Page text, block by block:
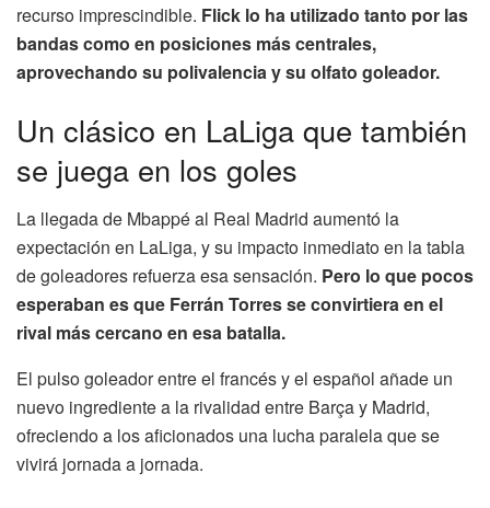
recurso imprescindible. Flick lo ha utilizado tanto por las
bandas como en posiciones más centrales,
aprovechando su polivalencia y su olfato goleador.
Un clásico en LaLiga que también
se juega en los goles
La llegada de Mbappé al Real Madrid aumentó la
expectación en LaLiga, y su impacto inmediato en la tabla
de goleadores refuerza esa sensación. Pero lo que pocos
esperaban es que Ferrán Torres se convirtiera en el
rival más cercano en esa batalla.
El pulso goleador entre el francés y el español añade un
nuevo ingrediente a la rivalidad entre Barça y Madrid,
ofreciendo a los aficionados una lucha paralela que se
vivirá jornada a jornada.